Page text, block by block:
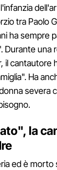
tra Paolo
ha sempre
Durante una
il cantautore
Ha
severa
la
ed è